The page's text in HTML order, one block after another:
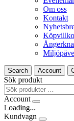
Om oss
Kontakt
Search Account
Sök produkt
Account
Loading...
Kundvagn